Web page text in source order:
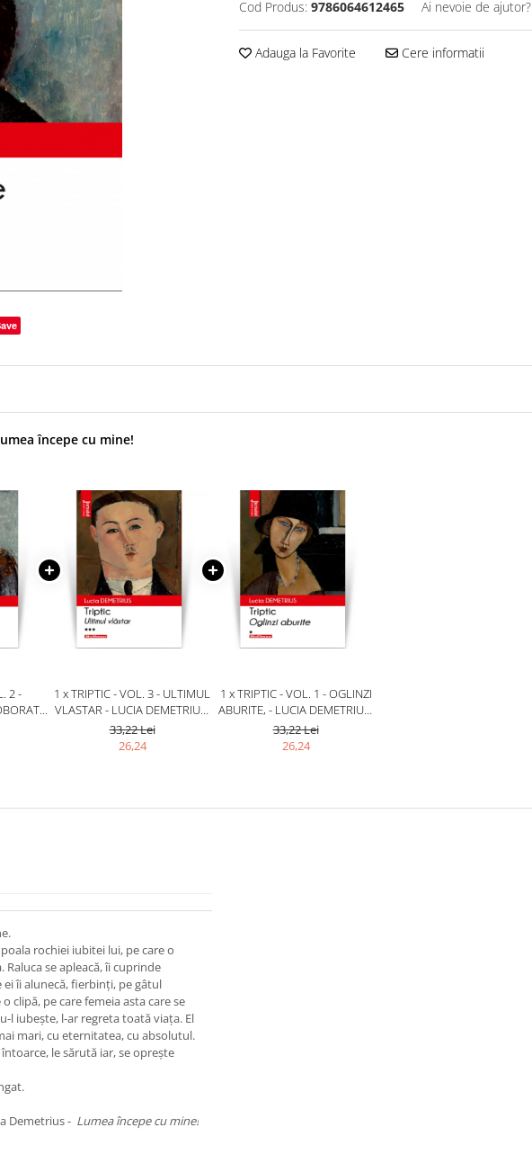
Cod Produs: 9786064612465 Ai nevoie de ajutor?
Adauga la Favorite Cere informatii
începe cu mine!
2 -
2020
1 x TRIPTIC - VOL. 3 - ULTIMUL
VLASTAR - LUCIA DEMETRIUS,
EDITIA 2020
33,22 Lei
26,24
1 x TRIPTIC - VOL. 1 - OGLINZI
ABURITE, - LUCIA DEMETRIUS,
EDITIA 2020
33,22 Lei
26,24
rochiei iubitei lui, pe care o
se apleacă, îi cuprinde
ei îi alunecă, fierbinţi, pe gâtul
clipă, pe care femeia asta care se
l iubeşte, l-ar regreta toată viaţa. El
mari, cu eternitatea, cu absolutul.
le sărută iar, se opreşte
Demetrius - Lumea începe cu mine!